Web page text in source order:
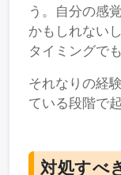
う。自分の感
かもしれない
タイミングでも
それなりの経
ている段階で
対処すべ